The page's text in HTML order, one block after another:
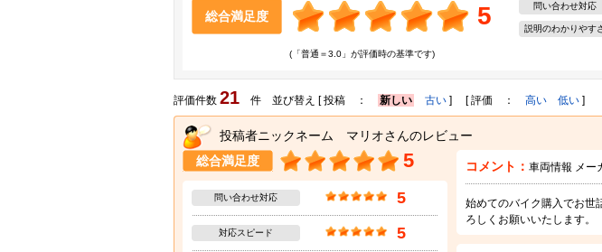
総合満足度 5
(「普通＝3.0」が評価時の基準です)
問い合わせ対応
説明のわかりやす
評価件数 21 件 並び替え [ 投稿 ： 新しい 古い ] [ 評価 ： 高い 低い ]
投稿者ニックネーム マリオさんのレビュー
総合満足度 5
問い合わせ対応 5
対応スピード 5
コメント： 車両情報 メー
始めてのバイク購入でお世
ろしくお願いいたします。